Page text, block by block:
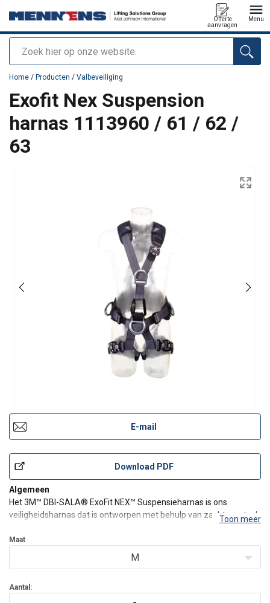
Zoeken
Offerte
aanvragen
Menu
toegevoegd aan uw offerte
Home / Producten / Valbeveiliging
Exofit Nex Suspension
harnas 1113960 / 61 / 62 /
63
E-mail
Download PDF
Algemeen
Het 3M™ DBI-SALA® ExoFit NEX™ Suspensieharnas is ons
veiligheidsharnas dat is ontworpen met behulp van zachte en toch
een langdurige sterkte.
Blijf veilig en beschermd bij werken op hoogte in sommige van de
Toon meer
Maat
M
Aantal: